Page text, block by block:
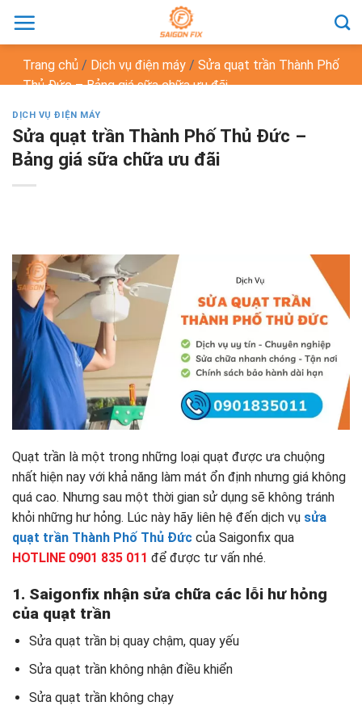
đến
dungTrang chủ / Dịch vụ điện máy / Sửa quạt trần Thành Phố
Thủ Đức – Bảng giá sữa chữa ưu đãi
DỊCH VỤ ĐIỆN MÁY
Sửa quạt trần Thành Phố Thủ Đức –
Bảng giá sữa chữa ưu đãi
Quạt trần là một trong những loại quạt được ưa chuộng
nhất hiện nay với khả năng làm mát ổn định nhưng giá không
quá cao. Nhưng sau một thời gian sử dụng sẽ không tránh
khỏi những hư hỏng. Lúc này hãy liên hệ đến dịch vụ sửa
quạt trần Thành Phố Thủ Đức của Saigonfix qua
HOTLINE 0901 835 011 để được tư vấn nhé.
1. Saigonfix nhận sửa chữa các lỗi hư hỏng
của quạt trần
Sửa quạt trần bị quay chậm, quay yếu
Sửa quạt trần không nhận điều khiển
Sửa quạt trần không chạy